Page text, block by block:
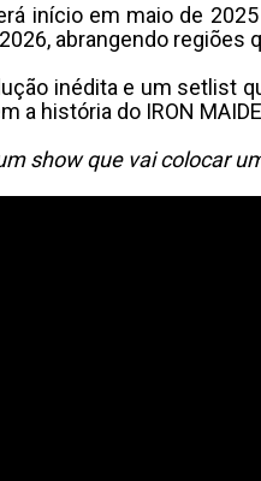
início em maio de
abrangendo regiões
inédita e um setlist
a história do IRON
show que vai colocar